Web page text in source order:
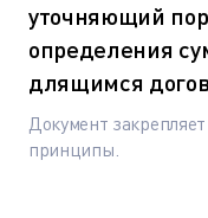
уточняющий
определения
длящимся
Документ
принципы.